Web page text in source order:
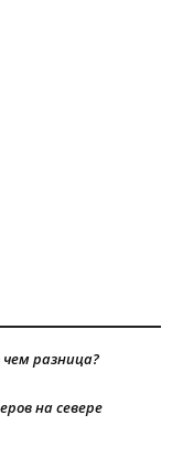
чем разница?
на севере